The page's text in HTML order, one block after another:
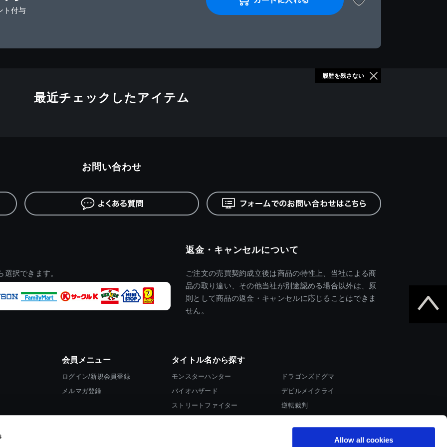
Allow all cookies
ト付与
最近チェックしたアイテム
履歴を残さない
択できます。
返金・キャンセルについて
ご注文の売買契約成立後は商品の特性上、当社による商
品の取り違い、その他当社が別途認める場合以外は、原
則として商品の返金・キャンセルに応じることはできま
せん。
お問い合わせ
会員メニュー
ログイン/新規会員登録
メルマガ登録
タイトル名から探す
モンスターハンター
バイオハザード
ストリートファイター
ドラゴンズドグマ
デビルメイクライ
逆転裁判